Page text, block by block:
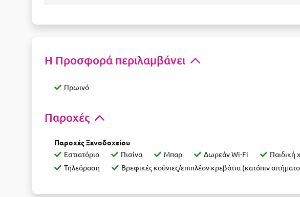
Η Προσφορά περιλαμβάνει
Πρωινό
Παροχές
Παροχές Ξενοδοχείου
Εστιατόριο
Πισίνα Μπαρ Δωρεάν Wi-Fi Παιδική
Τηλεόραση
Βρεφικές κούνιες/επιπλέον κρεβάτια (κατόπιν